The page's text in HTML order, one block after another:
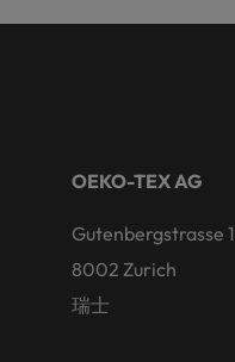
OEKO-TEX AG
Gutenbergstrasse 1
8002 Zurich
瑞士